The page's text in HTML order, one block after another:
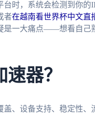
时，系统会检测到你的
者在越南看世界杯中文直
是一大痛点——想看自己
器？
、设备支持、稳定性、